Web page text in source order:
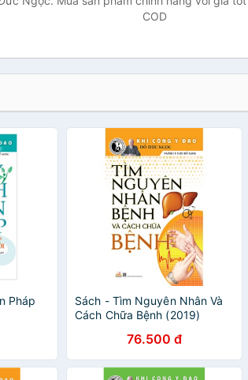
COD
Pháp
Sách - Tìm Nguyên Nhân Và
Cách Chữa Bệnh (2019)
76.500 đ